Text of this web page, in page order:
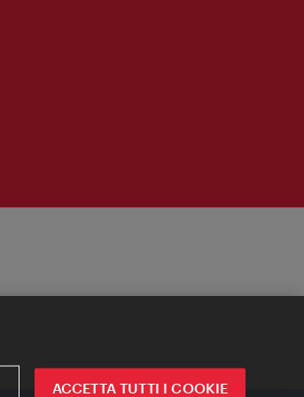
ACCETTA TUTTI I COOKIE